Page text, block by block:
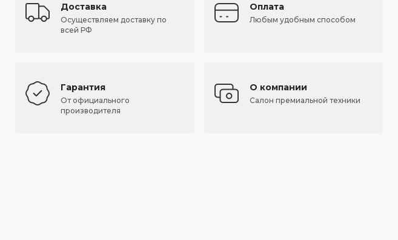
Доставка
Осуществляем доставку по
всей РФ
Оплата
Любым удобным способом
Гарантия
От официального
производителя
О компании
Салон премиальной техники